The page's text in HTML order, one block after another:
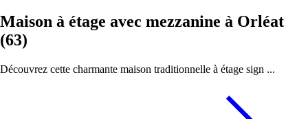
Maison à étage avec mezzanine à Orléat
(63)
Découvrez cette charmante maison traditionnelle à étage sign ...